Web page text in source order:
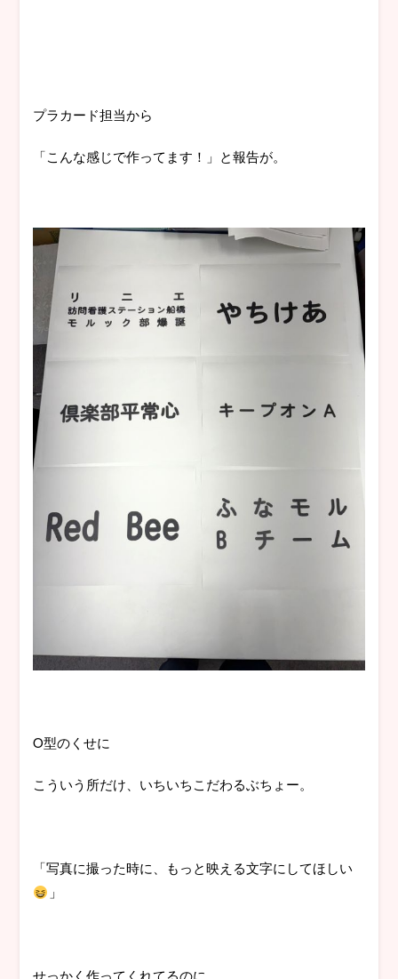
プラカード担当から
「こんな感じで作ってます！」と報告が。
O型のくせに
こういう所だけ、いちいちこだわるぶちょー。
「写真に撮った時に、もっと映える文字にしてほしい
」
せっかく作ってくれてるのに